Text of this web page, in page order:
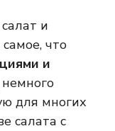
и
что
и
для многих
салата с